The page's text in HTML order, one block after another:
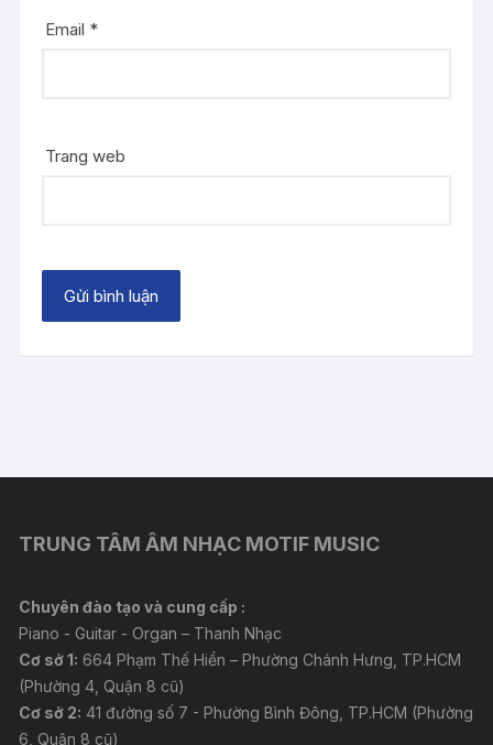
Email *
Trang web
TRUNG TÂM ÂM NHẠC MOTIF MUSIC
Chuyên đào tạo và cung cấp :
Piano - Guitar - Organ – Thanh Nhạc
Cơ sở 1: 664 Phạm Thế Hiển – Phường Chánh Hưng, TP.HCM
(Phường 4, Quận 8 cũ)
Cơ sở 2: 41 đường số 7 - Phường Bình Đông, TP.HCM (Phường
6, Quận 8 cũ)